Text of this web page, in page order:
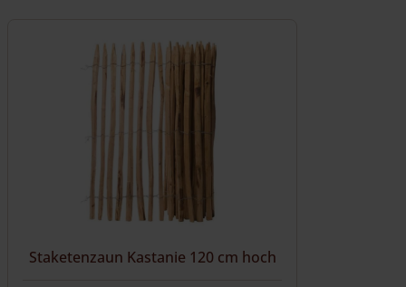
Staketenzaun Kastanie 120 cm hoch